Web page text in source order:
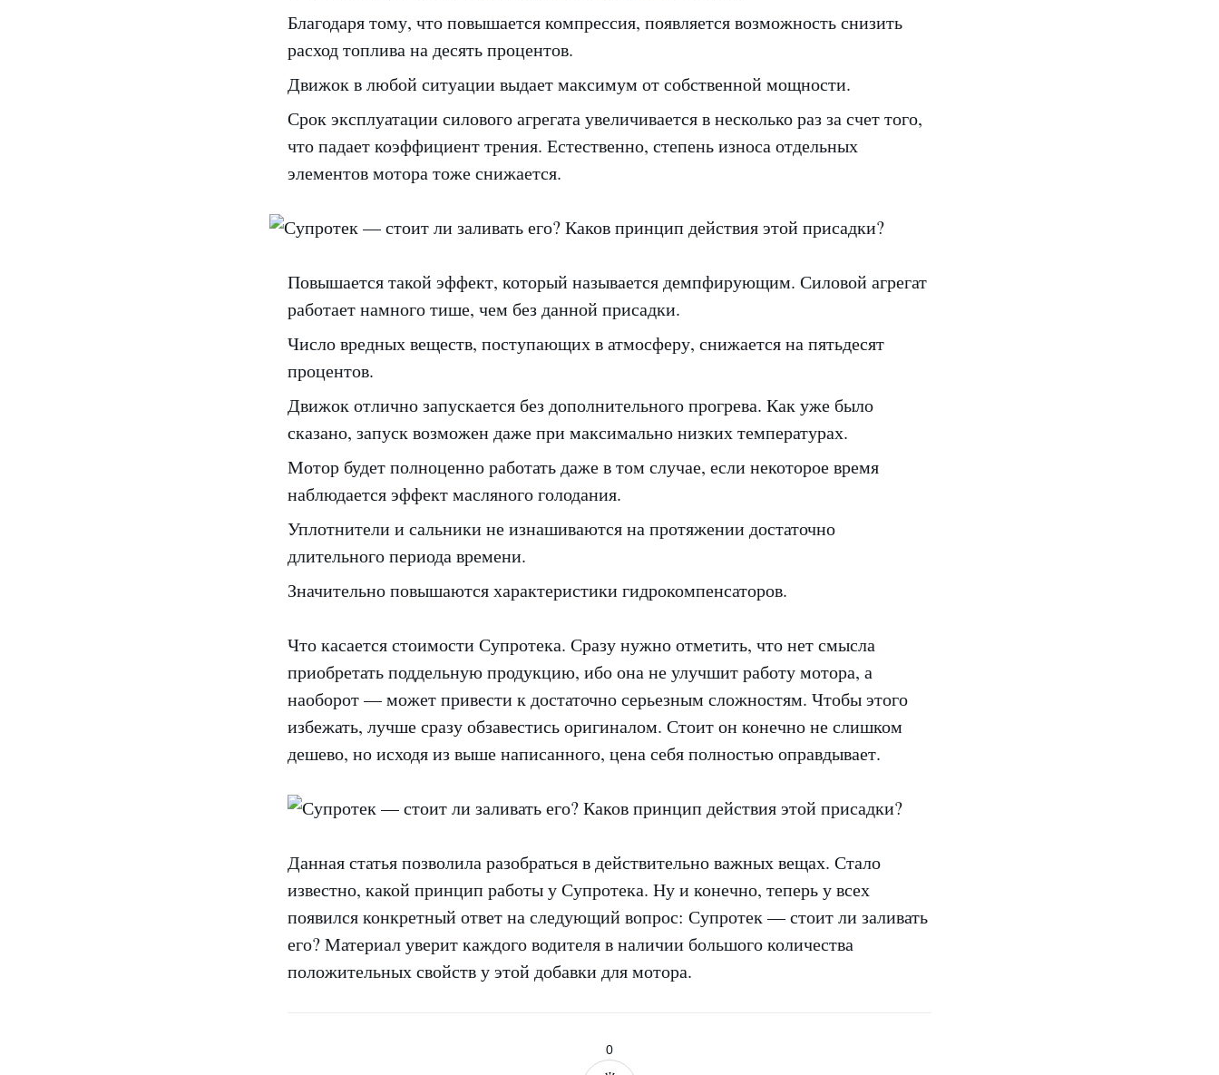
Благодаря тому, что повышается компрессия, появляется возможность снизить
расход топлива на десять процентов.
Движок в любой ситуации выдает максимум от собственной мощности.
Срок эксплуатации силового агрегата увеличивается в несколько раз за счет того,
что падает коэффициент трения. Естественно, степень износа отдельных
элементов мотора тоже снижается.
Повышается такой эффект, который называется демпфирующим. Силовой агрегат
работает намного тише, чем без данной присадки.
Число вредных веществ, поступающих в атмосферу, снижается на пятьдесят
процентов.
Движок отлично запускается без дополнительного прогрева. Как уже было
сказано, запуск возможен даже при максимально низких температурах.
Мотор будет полноценно работать даже в том случае, если некоторое время
наблюдается эффект масляного голодания.
Уплотнители и сальники не изнашиваются на протяжении достаточно
длительного периода времени.
Значительно повышаются характеристики гидрокомпенсаторов.
Что касается стоимости Супротека. Сразу нужно отметить, что нет смысла
приобретать поддельную продукцию, ибо она не улучшит работу мотора, а
наоборот — может привести к достаточно серьезным сложностям. Чтобы этого
избежать, лучше сразу обзавестись оригиналом. Стоит он конечно не слишком
дешево, но исходя из выше написанного, цена себя полностью оправдывает.
Данная статья позволила разобраться в действительно важных вещах. Стало
известно, какой принцип работы у Супротека. Ну и конечно, теперь у всех
появился конкретный ответ на следующий вопрос: Супротек — стоит ли заливать
его? Материал уверит каждого водителя в наличии большого количества
положительных свойств у этой добавки для мотора.
0